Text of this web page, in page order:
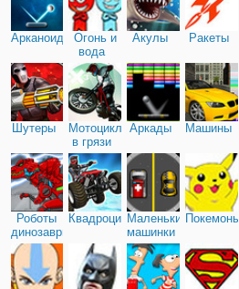
Арканоид
Огонь и
вода
Акулы Ракеты
Шутеры
Мотоциклы
в грязи
Аркады Машины
Роботы
динозавры
КвадроциклыМаленькие
машинки
Покемоны